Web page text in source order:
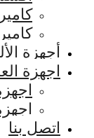
أجهزة
اجهزة
اتصل بنا